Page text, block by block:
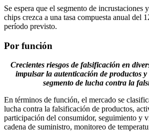
Se espera que el segmento de incrustaciones
chips crezca a una tasa compuesta anual del
período previsto.
Por función
Crecientes riesgos de falsificación en
impulsar la autenticación de productos y
segmento de lucha contra la
En términos de función, el mercado se
lucha contra la falsificación de productos,
participación del consumidor, seguimiento y
cadena de suministro, monitoreo de